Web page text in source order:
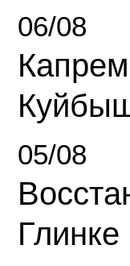
06/08
05/08